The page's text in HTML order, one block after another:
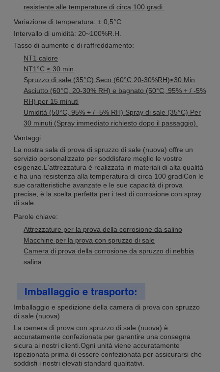
resistente alle temperature di circa 100 gradi.
Variazione di temperatura: ± 0,5°C
Intervallo di umidità: 20~100%R.H.
Tasso di aumento e di raffreddamento:
NT1 calore
NT1°C ≤ 30 min
Spruzzo di sale (35°C) Seco (60°C.20-30%RH)≤30 Min
Asciutto (60°C, 20-30% RH) e bagnato (50°C, 95% + / -5%
RH) per 15 minuti
Umidità (50°C, 95% + / -5% RH) Spray di sale (35°C) Per
30 minuti (Spray immediato richiesto dopo il passaggio).
Vantaggi:
La nostra sala di prova di spruzzo di sale (nuova) offre un
servizio personalizzato per soddisfare meglio le vostre
esigenze.L'attrezzatura è realizzata in materiali di alta qualità
e ha una resistenza alla temperatura di circa 100 gradiCon le
sue caratteristiche avanzate e le sue capacità di prova
precise, è la scelta perfetta per i test di corrosione con spray
di sale.
Parole chiave:
Attrezzature per la prova della corrosione da salino
Macchine per la prova con spruzzo di sale
Camera di prova della corrosione da spruzzo di nebbia
salina
Imballaggio e trasporto:
Imballaggio e spedizione della camera di prova con spruzzo
di sale (nuova)
La camera di prova con spruzzo di sale (nuova) è
accuratamente confezionata per garantire una consegna
sicura ai nostri clienti.Ogni unità viene accuratamente
ispezionata prima di essere confezionata per assicurarsi che
soddisfi i nostri elevati standard qualitativi.